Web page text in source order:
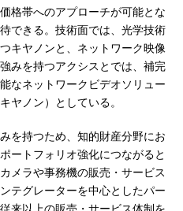
格帯へのアプローチが可能とな
できる。技術面では、光学技術
キヤノンと、ネットワーク映像
みを持つアクシスとでは、補完
なネットワークビデオソリュー
ヤノン）としている。
を持つため、知的財産分野にお
ートフォリオ強化につながると
メラや事務機の販売・サービス
テグレーターを中心としたパー